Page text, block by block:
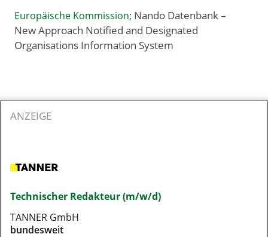
Europäische Kommission; Nando Datenbank –
New Approach Notified and Designated
Organisations Information System
ANZEIGE
Technischer Redakteur (m/w/d)
TANNER GmbH
bundesweit